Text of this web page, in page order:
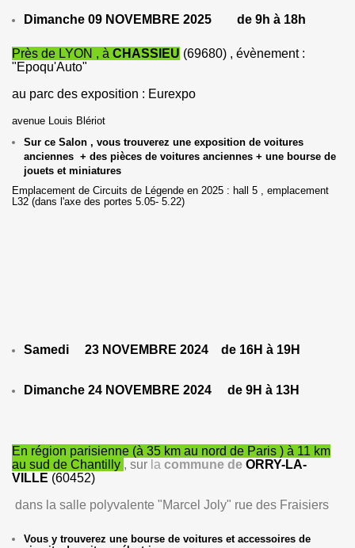
Dimanche 09 NOVEMBRE 2025 de 9h à 18h
Près de LYON , à CHASSIEU (69680) , évènement :
"Epoqu'Auto"
au parc des exposition : Eurexpo
avenue Louis Blériot
Sur ce Salon , vous trouverez une exposition de voitures
anciennes + des pièces de voitures anciennes + une bourse de
jouets et miniatures
Emplacement de Circuits de Légende en 2025 : hall 5 , emplacement
L32 (dans l'axe des portes 5.05- 5.22)
Samedi 23 NOVEMBRE 2024 de 16H à 19H
Dimanche 24 NOVEMBRE 2024 de 9H à 13H
En région parisienne (à 35 km au nord de Paris ) à 11 km
au sud de Chantilly , sur la commune de ORRY-LA-
VILLE (60452)
dans la salle polyvalente "Marcel Joly" rue des Fraisiers
Vous y trouverez une bourse de voitures et accessoires de